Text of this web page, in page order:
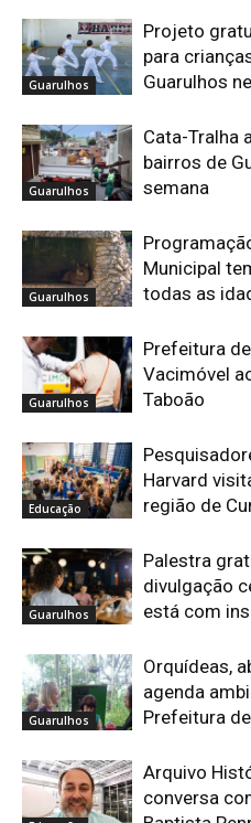
Guarulhos
Projeto
para
Guarulhos
Guarulhos
Cata-Tralha
bairros de
semana
Guarulhos
Municipal
todas as
Guarulhos
Prefeitura
Vacimóvel
Taboão
Educação
Harvard
região de
Guarulhos
Palestra
divulgação
está com
Guarulhos
Orquídeas,
agenda
Prefeitura
Arquivo
conversa